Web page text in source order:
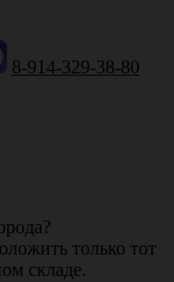
8-914-329-38-80
только тот
складе.